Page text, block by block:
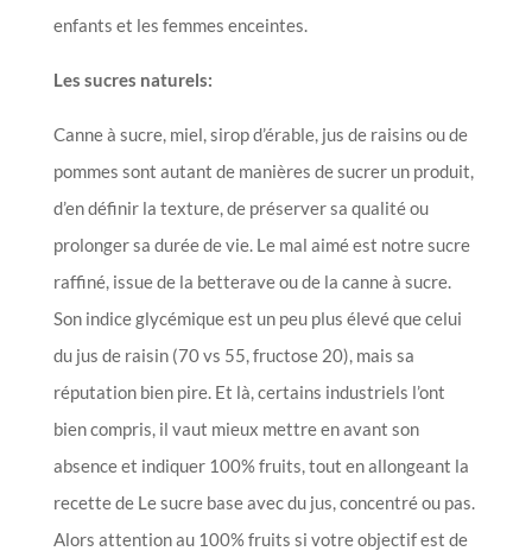
enfants et les femmes enceintes.
Les sucres naturels:
Canne à sucre, miel, sirop d’érable, jus de raisins ou de
pommes sont autant de manières de sucrer un produit,
d’en définir la texture, de préserver sa qualité ou
prolonger sa durée de vie. Le mal aimé est notre sucre
raffiné, issue de la betterave ou de la canne à sucre.
Son indice glycémique est un peu plus élevé que celui
du jus de raisin (70 vs 55, fructose 20), mais sa
réputation bien pire. Et là, certains industriels l’ont
bien compris, il vaut mieux mettre en avant son
absence et indiquer 100% fruits, tout en allongeant la
recette de Le sucre base avec du jus, concentré ou pas.
Alors attention au 100% fruits si votre objectif est de